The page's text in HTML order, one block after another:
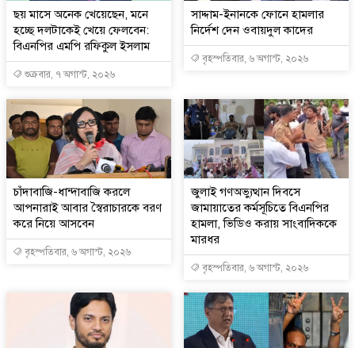
ছয় মাসে অনেক খেয়েছেন, মনে
হচ্ছে দলটাকেই খেয়ে ফেলবেন:
বিএনপির এমপি রফিকুল ইসলাম
শুক্রবার, ৭ অগাস্ট, ২০২৬
সাদ্দাম-ইনানকে ফোনে হামলার
নির্দেশ দেন ওবায়দুল কাদের
বৃহস্পতিবার, ৬ অগাস্ট, ২০২৬
চাঁদাবাজি-ধান্দাবাজি করলে
আপনারাই আবার স্বৈরাচারকে বরণ
করে নিয়ে আসবেন
বৃহস্পতিবার, ৬ অগাস্ট, ২০২৬
জুলাই গণঅভ্যুত্থান দিবসে
জামায়াতের কর্মসূচিতে বিএনপির
হামলা, ভিডিও করায় সাংবাদিককে
মারধর
বৃহস্পতিবার, ৬ অগাস্ট, ২০২৬